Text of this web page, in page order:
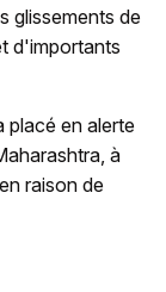
glissements de
d'importants
placé en alerte
à
raison de